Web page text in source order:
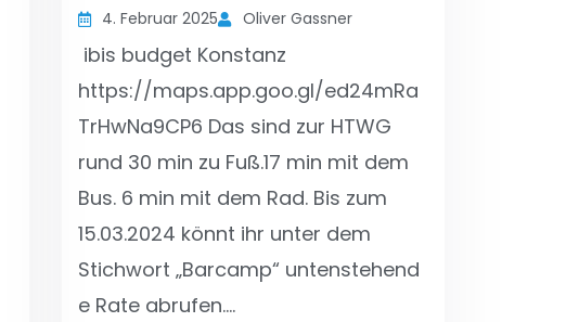
4. Februar 2025 Oliver Gassner
ibis budget Konstanz
https://maps.app.goo.gl/ed24mRa
TrHwNa9CP6 Das sind zur HTWG
rund 30 min zu Fuß.17 min mit dem
Bus. 6 min mit dem Rad. Bis zum
15.03.2024 könnt ihr unter dem
Stichwort „Barcamp“ untenstehend
e Rate abrufen.…